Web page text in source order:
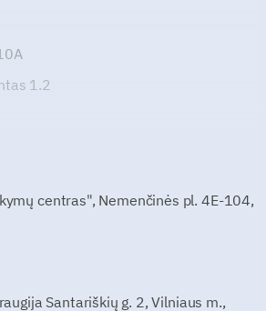
1.2
centras", Nemenčinės pl. 4E-104,
Santariškių g. 2, Vilniaus m.,